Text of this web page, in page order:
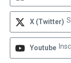
X (Twitter)
Youtube